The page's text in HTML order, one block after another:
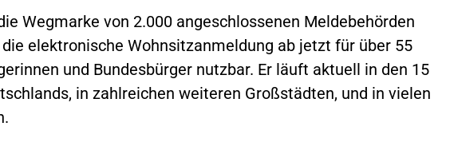
Wegmarke von 2.000 angeschlossenen Meldebehörden
elektronische Wohnsitzanmeldung ab jetzt für über 55
und Bundesbürger nutzbar. Er läuft aktuell in den 15
in zahlreichen weiteren Großstädten, und in vielen